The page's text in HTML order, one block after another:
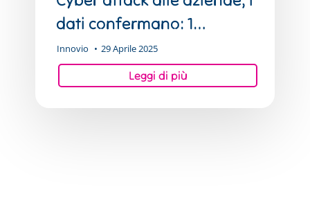
dati confermano: 1
impresa su 2 ne è colpita
Innovio 29 Aprile 2025